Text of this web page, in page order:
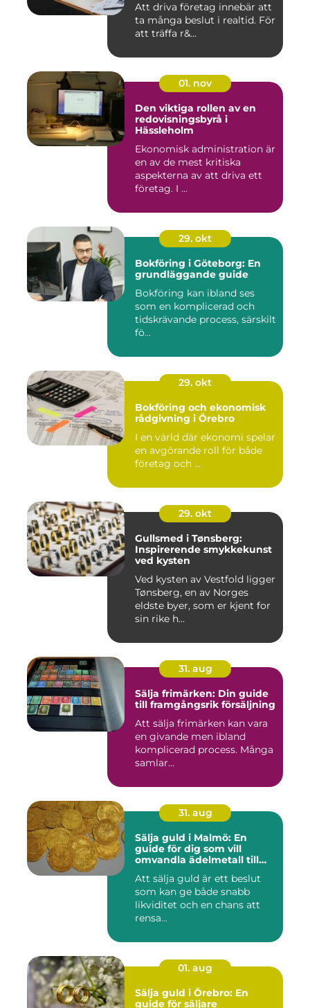
Att driva företag innebär att
ta många beslut i realtid. För
att träffa r&...
01. nov
Den viktiga rollen av en
redovisningsbyrå i
Hässleholm
Ekonomisk administration är
en av de mest kritiska
aspekterna av att driva ett
företag. I ...
29. okt
Bokföring i Göteborg: En
grundläggande guide
Bokföring kan ibland ses
som en komplicerad och
tidskrävande process, särskilt
fö...
29. okt
Bokföring och ekonomisk
rådgivning i Örebro
I en värld där ekonomi spelar
en avgörande roll för både
företag och ...
29. okt
Gullsmed i Tønsberg:
Inspirerende smykkekunst
ved kysten
Ved kysten av Vestfold ligger
Tønsberg, en av Norges
eldste byer, som er kjent for
sin rike h...
31. aug
Sälja frimärken: Din guide
till framgångsrik försäljning
Att sälja frimärken kan vara
en givande men ibland
komplicerad process. Många
samlar...
31. aug
Sälja guld i Malmö: En
guide för dig som vill
omvandla ädelmetall till
Att sälja guld är ett beslut
som kan ge både snabb
likviditet och en chans att
rensa...
01. aug
Sälja guld i Örebro: En
guide för säljare